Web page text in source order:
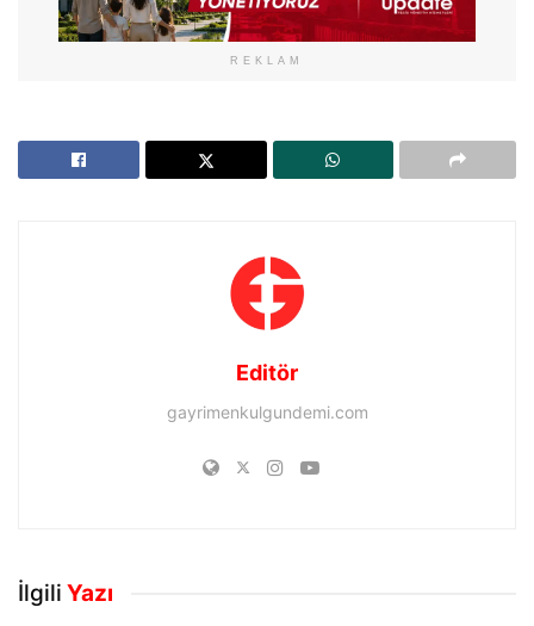
REKLAM
Editör
gayrimenkulgundemi.com
İlgili Yazı